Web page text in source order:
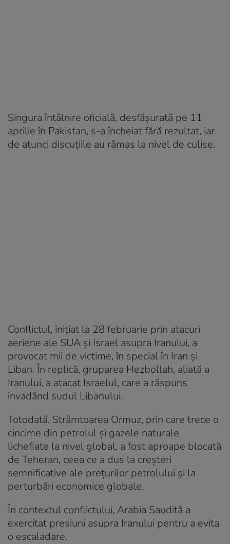
Singura întâlnire oficială, desfășurată pe 11
aprilie în Pakistan, s-a încheiat fără rezultat, iar
de atunci discuțiile au rămas la nivel de culise.
Conflictul, inițiat la 28 februarie prin atacuri
aeriene ale SUA și Israel asupra Iranului, a
provocat mii de victime, în special în Iran și
Liban. În replică, gruparea Hezbollah, aliată a
Iranului, a atacat Israelul, care a răspuns
invadând sudul Libanului.
Totodată, Strâmtoarea Ormuz, prin care trece o
cincime din petrolul și gazele naturale
lichefiate la nivel global, a fost aproape blocată
de Teheran, ceea ce a dus la creșteri
semnificative ale prețurilor petrolului și la
perturbări economice globale.
În contextul conflictului, Arabia Saudită a
exercitat presiuni asupra Iranului pentru a evita
o escaladare.